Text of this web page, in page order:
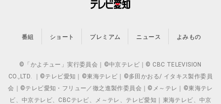
番組 ショート プレミアム ニュース よみもの
©「かよチュー」実行委員会｜©中京テレビ｜© CBC TELEVISION
CO.,LTD. ｜©テレビ愛知｜©東海テレビ｜©多田かおる/ イタキス製作委員
会｜©テレビ愛知・フリュー／徹之進製作委員会｜©メ～テレ｜©東海テレ
ビ、中京テレビ、CBCテレビ、メ～テレ、テレビ愛知｜東海テレビ、中京